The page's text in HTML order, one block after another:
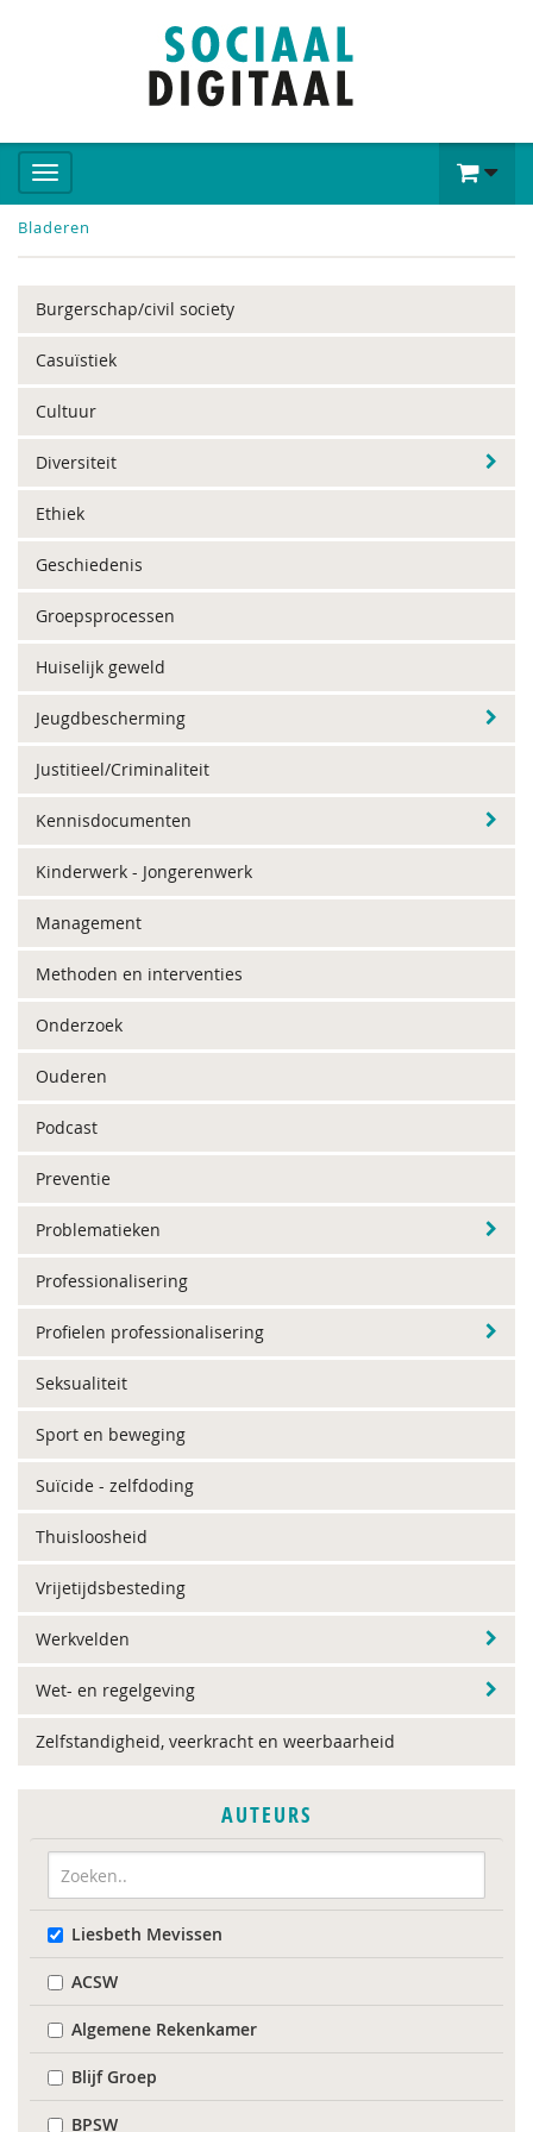
Bladeren
Burgerschap/civil society
Casuïstiek
Cultuur
Diversiteit
Ethiek
Geschiedenis
Groepsprocessen
Huiselijk geweld
Jeugdbescherming
Justitieel/Criminaliteit
Kennisdocumenten
Kinderwerk - Jongerenwerk
Management
Methoden en interventies
Onderzoek
Ouderen
Podcast
Preventie
Problematieken
Professionalisering
Profielen professionalisering
Seksualiteit
Sport en beweging
Suïcide - zelfdoding
Thuisloosheid
Vrijetijdsbesteding
Werkvelden
Wet- en regelgeving
Zelfstandigheid, veerkracht en weerbaarheid
AUTEURS
Liesbeth Mevissen
ACSW
Algemene Rekenkamer
Blijf Groep
BPSW